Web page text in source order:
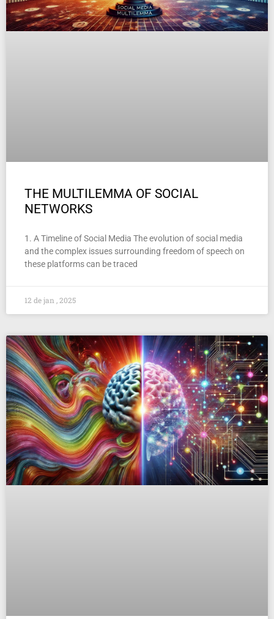
THE MULTILEMMA OF SOCIAL
NETWORKS
1. A Timeline of Social Media The evolution of social media
and the complex issues surrounding freedom of speech on
these platforms can be traced
12 de jan , 2025